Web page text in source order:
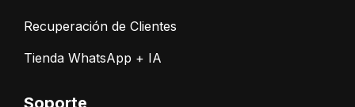
Recuperación de Clientes
Tienda WhatsApp + IA